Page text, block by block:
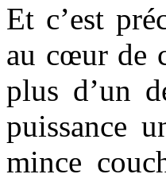
Et c’est
au cœur de
plus d’un
puissance
mince